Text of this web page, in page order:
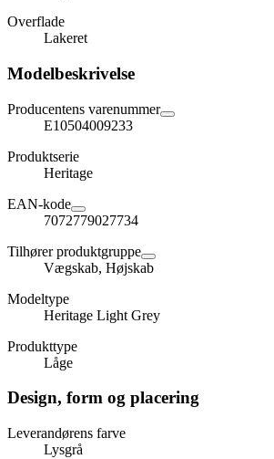
Overflade
Lakeret
Modelbeskrivelse
Producentens varenummer
E10504009233
Produktserie
Heritage
EAN-kode
7072779027734
Tilhører produktgruppe
Vægskab, Højskab
Modeltype
Heritage Light Grey
Produkttype
Låge
Design, form og placering
Leverandørens farve
Lysgrå